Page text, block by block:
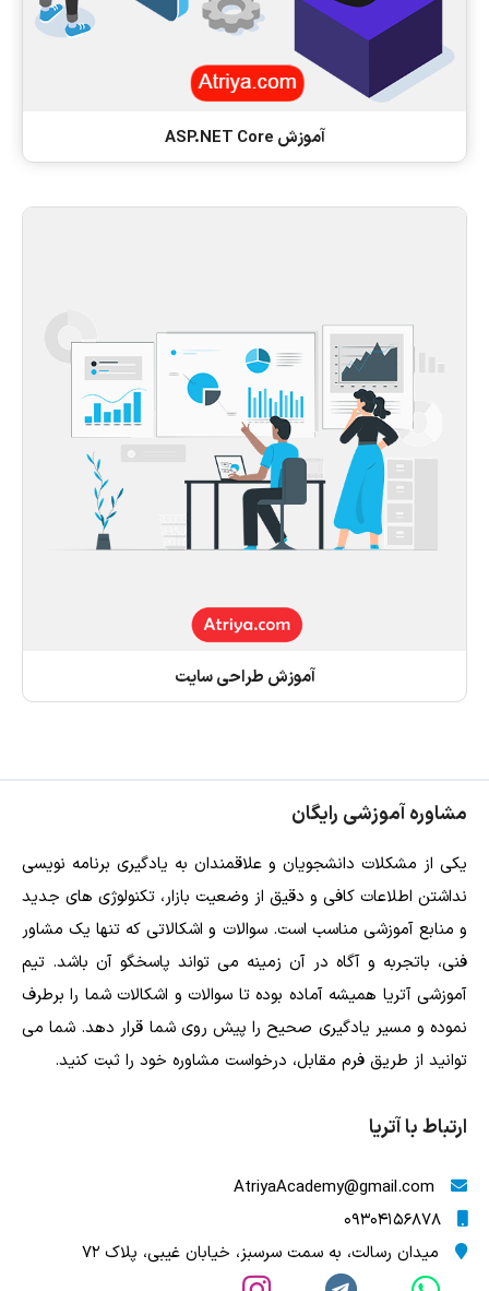
آموزش ASP.NET Core
آموزش طراحی سایت
مشاوره آموزشی رایگان
یکی از مشکلات دانشجویان و علاقمندان به یادگیری برنامه نویسی
نداشتن اطلاعات کافی و دقیق از وضعیت بازار، تکنولوژی های جدید
و منابع آموزشی مناسب است. سوالات و اشکالاتی که تنها یک مشاور
فنی، باتجربه و آگاه در آن زمینه می تواند پاسخگو آن باشد. تیم
آموزشی آتریا همیشه آماده بوده تا سوالات و اشکالات شما را برطرف
نموده و مسیر یادگیری صحیح را پیش روی شما قرار دهد. شما می
توانید از طریق فرم مقابل، درخواست مشاوره خود را ثبت کنید.
ارتباط با آتریا
AtriyaAcademy@gmail.com
09304156878
میدان رسالت، به سمت سرسبز، خیابان غیبی، پلاک 72